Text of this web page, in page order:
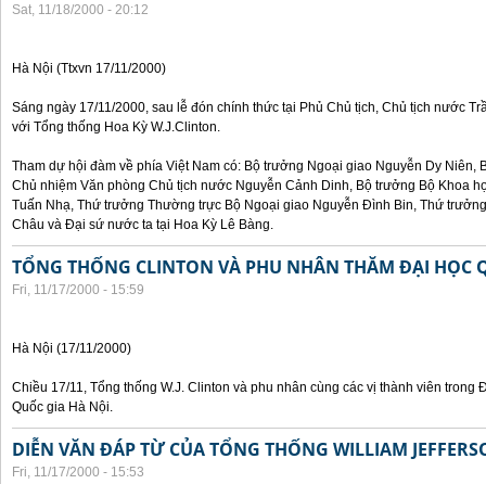
Sat, 11/18/2000 - 20:12
Hà Nội (Ttxvn 17/11/2000)
Sáng ngày 17/11/2000, sau lễ đón chính thức tại Phủ Chủ tịch, Chủ tịch nước
với Tổng thống Hoa Kỳ W.J.Clinton.
Tham dự hội đàm về phía Việt Nam có: Bộ trưởng Ngoại giao Nguyễn Dy Niên,
Chủ nhiệm Văn phòng Chủ tịch nước Nguyễn Cảnh Dinh, Bộ trưởng Bộ Khoa
Tuấn Nhạ, Thứ trưởng Thường trực Bộ Ngoại giao Nguyễn Đình Bin, Thứ
Châu và Đại sứ nước ta tại Hoa Kỳ Lê Bàng.
TỔNG THỐNG CLINTON VÀ PHU NHÂN THĂM ĐẠI HỌC
Fri, 11/17/2000 - 15:59
Hà Nội (17/11/2000)
Chiều 17/11, Tổng thống W.J. Clinton và phu nhân cùng các vị thành viên
Quốc gia Hà Nội.
DIỄN VĂN ĐÁP TỪ CỦA TỔNG THỐNG WILLIAM
Fri, 11/17/2000 - 15:53